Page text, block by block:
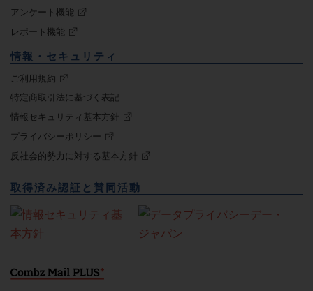
アンケート機能
レポート機能
情報・セキュリティ
ご利用規約
特定商取引法に基づく表記
情報セキュリティ基本方針
プライバシーポリシー
反社会的勢力に対する基本方針
取得済み認証と賛同活動